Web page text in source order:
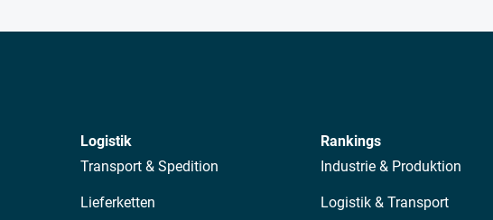
Logistik
Transport & Spedition
Lieferketten
Rankings
Industrie & Produktion
Logistik & Transport